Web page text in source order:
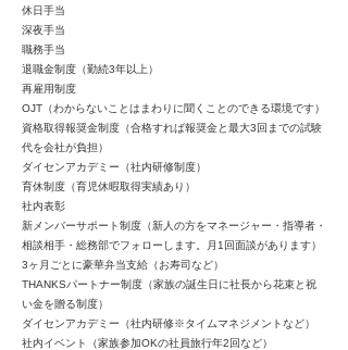
休日手当
深夜手当
職務手当
退職金制度（勤続3年以上）
再雇用制度
OJT（わからないことはまわりに聞くことのできる環境です）
資格取得報奨金制度（合格すれば報奨金と最大3回までの試験
代を会社が負担）
ダイセンアカデミー（社内研修制度）
育休制度（育児休暇取得実績あり）
社内表彰
新メンバーサポート制度（新人の方をマネージャー・指導者・
相談相手・総務部でフォローします。月1回面談があります）
3ヶ月ごとに豪華弁当支給（お寿司など）
THANKSパートナー制度（家族の誕生日に社長から花束と祝
い金を贈る制度）
ダイセンアカデミー（社内研修※タイムマネジメントなど）
社内イベント（家族参加OKの社員旅行年2回など）